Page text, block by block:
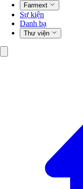
Farmext
Sự kiện
Danh bạ
Thư viện